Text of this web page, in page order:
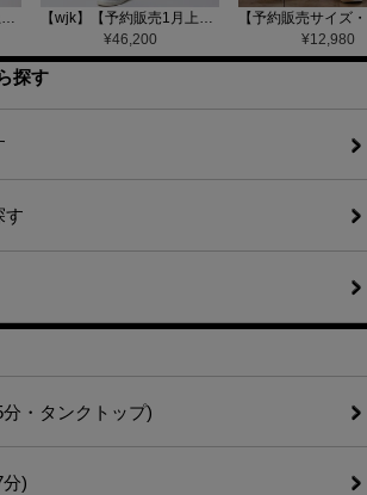
【wjk】【予約販売1月上旬～中旬入荷】function knit jacket(jacquard check) ニットジャケット(207 mw08j)
【wjk】【予約販売1月上旬～中旬入荷】function knit easy slacks(jacquard check) ニットイージーパンツ(504 mw08j)
¥46,200 ¥12,980
探す
す
・タンクトップ)
)